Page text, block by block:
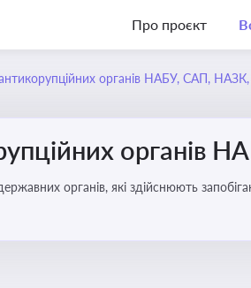
Про проєкт
антикорупційних органів НАБУ, САП,
органів, які здійснюють
прозорості й доброчесності у